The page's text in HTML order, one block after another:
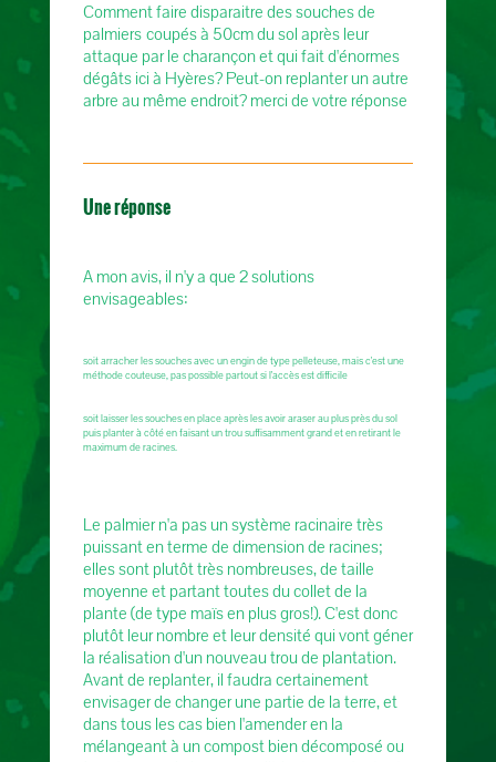
Comment faire disparaitre des souches de
palmiers coupés à 50cm du sol après leur
attaque par le charançon et qui fait d'énormes
dégâts ici à Hyères? Peut-on replanter un autre
arbre au même endroit? merci de votre réponse
Une réponse
A mon avis, il n'y a que 2 solutions
envisageables:
soit arracher les souches avec un engin de type pelleteuse, mais c'est une
méthode couteuse, pas possible partout si l'accès est difficile
soit laisser les souches en place après les avoir araser au plus près du sol
puis planter à côté en faisant un trou suffisamment grand et en retirant le
maximum de racines.
Le palmier n'a pas un système racinaire très
puissant en terme de dimension de racines;
elles sont plutôt très nombreuses, de taille
moyenne et partant toutes du collet de la
plante (de type maïs en plus gros!). C'est donc
plutôt leur nombre et leur densité qui vont géner
la réalisation d'un nouveau trou de plantation.
Avant de replanter, il faudra certainement
envisager de changer une partie de la terre, et
dans tous les cas bien l'amender en la
mélangeant à un compost bien décomposé ou